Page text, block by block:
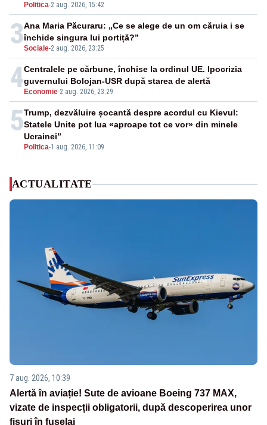
Politica-2 aug. 2026, 15:42
3Sociale-2 aug. 2026, 23:25
Ana Maria Păcuraru: „Ce se alege de un om căruia i se
închide singura lui portiță?”
4 Economie-2 aug. 2026, 23:29
Centralele pe cărbune, închise la ordinul UE. Ipocrizia
guvernului Bolojan-USR după starea de alertă
5
Politica-1 aug. 2026, 11:09
Trump, dezvăluire șocantă despre acordul cu Kievul:
Statele Unite pot lua «aproape tot ce vor» din minele
Ucrainei”
ACTUALITATE
7 aug. 2026, 10:39
Alertă în aviație! Sute de avioane Boeing 737 MAX,
vizate de inspecții obligatorii, după descoperirea unor
fisuri în fuselaj